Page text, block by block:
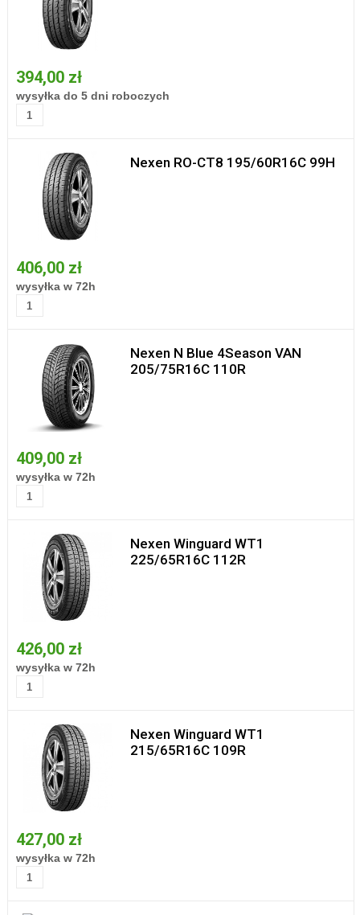
394,00 zł
wysyłka do 5 dni roboczych
Nexen RO-CT8 195/60R16C 99H
406,00 zł
wysyłka w 72h
Nexen N Blue 4Season VAN
205/75R16C 110R
409,00 zł
wysyłka w 72h
Nexen Winguard WT1
225/65R16C 112R
426,00 zł
wysyłka w 72h
Nexen Winguard WT1
215/65R16C 109R
427,00 zł
wysyłka w 72h